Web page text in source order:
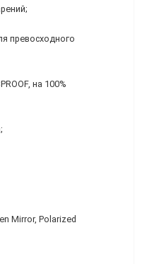
превосходного
на 100%
Mirror, Polarized